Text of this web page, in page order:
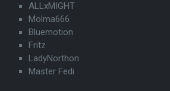
ALLxMIGHT
Molma666
Bluemotion
Fritz
LadyNorthon
Master Fedi